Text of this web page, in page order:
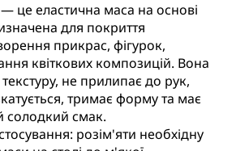
— це еластична маса на основі
для покриття
прикрас, фігурок,
квіткових композицій. Вона
не прилипає до рук,
тримає форму та має
солодкий смак.
розім'яти необхідну